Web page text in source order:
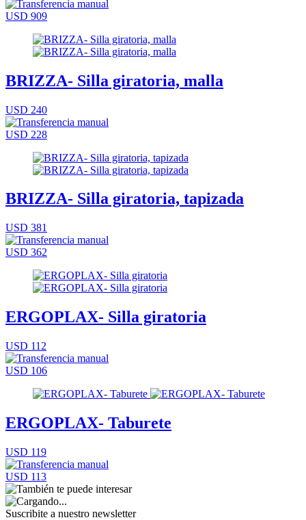
USD 909
BRIZZA- Silla giratoria, malla
USD 240
USD 228
BRIZZA- Silla giratoria, tapizada
USD 381
USD 362
ERGOPLAX- Silla giratoria
USD 112
USD 106
ERGOPLAX- Taburete
USD 119
USD 113
Suscribite a nuestro newsletter